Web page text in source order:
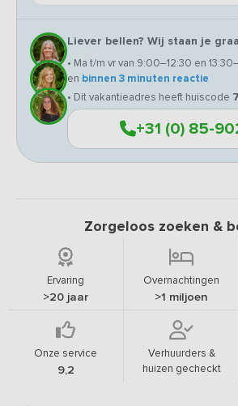
Liever bellen? Wij staan je
• Ma t/m vr van 9:00–12:30 en
en binnen 3 minuten reactie
• Dit vakantieadres heeft huiscode
+31 (0) 85-
Zorgeloos zoeken &
Ervaring
>20 jaar
Overnachtingen
>1 miljoen
Onze service
9,2
Verhuurders &
huizen gecheckt